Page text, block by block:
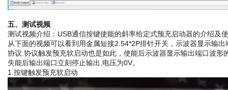
五、测试视频
测试视频介绍：USB通信按键使能的斜率给定式预充启动器的介绍及
从下面的视频可以看到用金属短接2.54*2P排针开关，示波器显示输
协议.协议触发预充软启动也是如此，使能后示波器显示输出端口波形
失能后输出端口立刻停止输出,电压为0V。
1.按键触发预充软启动